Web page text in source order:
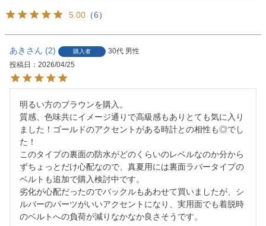
5.00 （6）
あき 2 購入者 30代 男性
投稿日
2026/04/25
明るい方のブラウンを購入。
質感、色味共にイメージ通りで高級感もありとても気に入り
ました！ゴールドのアクセントがある時計との相性も◎でし
た！
このタイプの裏面の防水がどのくらいのレベルなのか分から
ずちょっとだけ心配なので、真夏用には裏面ラバータイプの
ベルトも追加で購入検討中です。
劣化が心配だったのでバックルもあわせて買いましたが、シ
ルバーのパーツがいいアクセントになり、実用面でも着脱時